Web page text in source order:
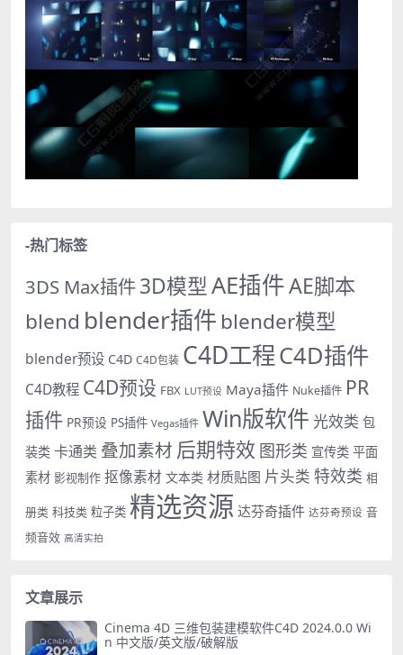
-热门标签
3DS Max插件3D模型AE插件AE脚本
blend blender插件 blender模型
blender预设 C4D C4D包装 C4D工程C4D插件
C4D教程 C4D预设 FBX LUT预设 Maya插件 Nuke插件 PR
插件 PR预设 PS插件 Vegas插件 Win版软件 光效类 包
装类 卡通类 叠加素材 后期特效 图形类 宣传类 平面
素材 影视制作 抠像素材 文本类 材质贴图 片头类 特效类 相
册类 科技类 粒子类 精选资源 达芬奇插件 达芬奇预设 音
频音效 高清实拍
文章展示
Cinema 4D 三维包装建模软件C4D 2024.0.0 Wi
n 中文版/英文版/破解版